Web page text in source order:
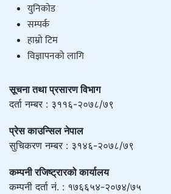
युनिकाेड
सम्पर्क
हाम्राे टिम
विज्ञापनको लागि
सूचना तथा प्रसारण विभाग
दर्ता नम्बर : ३११६-२०७८/७९
प्रेस काउन्सिल नेपाल
सुचिकरण नम्बर : ३१४६-२०७८/७९
कम्पनी रजिष्ट्रारको कार्यालय
कम्पनी दर्ता नं. : १७६६५४-२०७४/७५